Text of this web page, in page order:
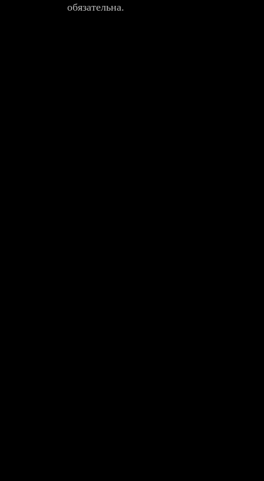
обязательна.